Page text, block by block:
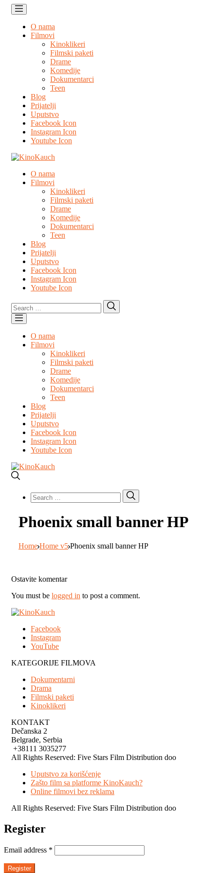
O nama
Filmovi
Kinoklikeri
Filmski paketi
Drame
Komedije
Dokumentarci
Teen
Blog
Prijatelji
Uputstvo
Facebook Icon
Instagram Icon
Youtube Icon
O nama
Filmovi
Kinoklikeri
Filmski paketi
Drame
Komedije
Dokumentarci
Teen
Blog
Prijatelji
Uputstvo
Facebook Icon
Instagram Icon
Youtube Icon
Search
for:
O nama
Filmovi
Kinoklikeri
Filmski paketi
Drame
Komedije
Dokumentarci
Teen
Blog
Prijatelji
Uputstvo
Facebook Icon
Instagram Icon
Youtube Icon
Search
for:
Phoenix small banner HP
Home Home v5 Phoenix small banner HP
Ostavite komentar
You must be logged in to post a comment.
Facebook
Instagram
YouTube
KATEGORIJE FILMOVA
Dokumentarni
Drama
Filmski paketi
Kinoklikeri
KONTAKT
Dečanska 2
Belgrade, Serbia
+38111 3035277
All Rights Reserved: Five Stars Film Distribution doo
Uputstvo za korišćenje
Zašto film sa platforme KinoKauch?
Online filmovi bez reklama
All Rights Reserved: Five Stars Film Distribution doo
Register
Email address *
Register